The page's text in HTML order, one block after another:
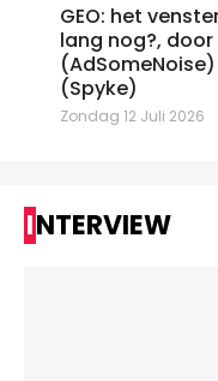
GEO: het
lang nog?,
(Spyke)
Zondag 12 Juli 2026
INTERVIEW